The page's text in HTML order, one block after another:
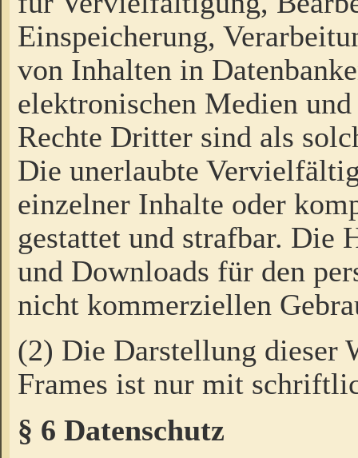
Einspeicherung,
von Inhalten in
elektronischen Medien
Rechte Dritter sind als
Die unerlaubte
einzelner Inhalte oder
gestattet und strafbar. Die
und Downloads für den
nicht kommerziellen
(2) Die Darstellung dieser
Frames ist nur mit
§ 6 Datenschutz